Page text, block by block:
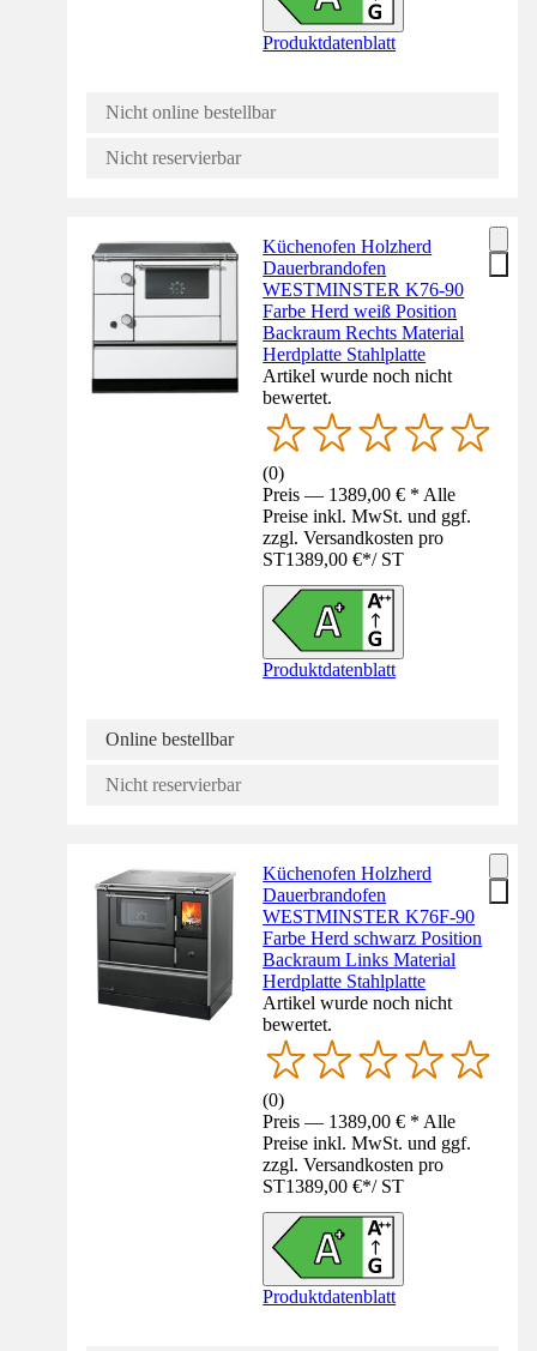
Produktdatenblatt
Nicht online bestellbar
Nicht reservierbar
Küchenofen Holzherd
Dauerbrandofen
WESTMINSTER K76-90
Farbe Herd weiß Position
Backraum Rechts Material
Herdplatte Stahlplatte
Artikel wurde noch nicht
bewertet.
(0)
Preis — 1389,00 € * Alle
Preise inkl. MwSt. und ggf.
zzgl. Versandkosten pro
ST1389,00 €*/ ST
Produktdatenblatt
Online bestellbar
Nicht reservierbar
Küchenofen Holzherd
Dauerbrandofen
WESTMINSTER K76F-90
Farbe Herd schwarz Position
Backraum Links Material
Herdplatte Stahlplatte
Artikel wurde noch nicht
bewertet.
(0)
Preis — 1389,00 € * Alle
Preise inkl. MwSt. und ggf.
zzgl. Versandkosten pro
ST1389,00 €*/ ST
Produktdatenblatt